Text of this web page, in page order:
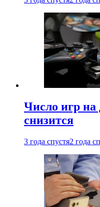
Число игр на
снизится
3 года спустя2 года